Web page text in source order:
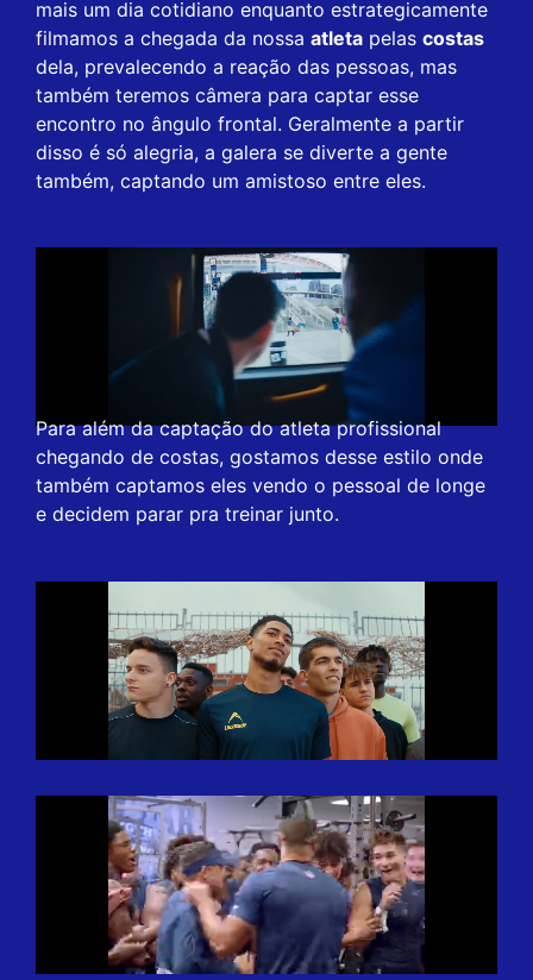
mais um dia cotidiano enquanto estrategicamente
filmamos a chegada da nossa atleta pelas costas
dela, prevalecendo a reação das pessoas, mas
também teremos câmera para captar esse
encontro no ângulo frontal. Geralmente a partir
disso é só alegria, a galera se diverte a gente
também, captando um amistoso entre eles.
Para além da captação do atleta profissional
chegando de costas, gostamos desse estilo onde
também captamos eles vendo o pessoal de longe
e decidem parar pra treinar junto.